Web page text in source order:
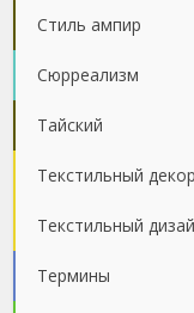
Стиль ампир
Сюрреализм
Тайский
Текстильный декор
Текстильный
Термины